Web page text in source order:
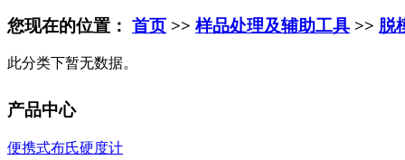
您现在的位置： 首页 >> 样品处理及辅助工具 >> 脱
此分类下暂无数据。
产品中心
便携式布氏硬度计